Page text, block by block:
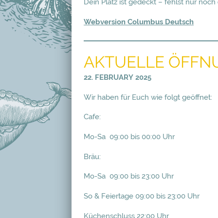
Dein Platz ist gedeckt – fehlst nur noch
Webversion Columbus Deutsch
AKTUELLE
22. FEBRUARY 2025
Wir haben für Euch wie folgt geöffnet:
Cafe:
Mo-Sa 09:00 bis 00:00 Uhr
Bräu:
Mo-Sa 09:00 bis 23:00 Uhr
So & Feiertage 09:00 bis 23:00 Uhr
Küchenschluss 22:00 Uhr